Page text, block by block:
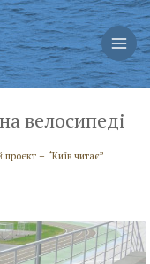
велосипеді
проект – “Київ читає”